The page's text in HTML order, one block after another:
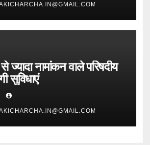
नामांकन वाले परिषदीय
सुविधाएं